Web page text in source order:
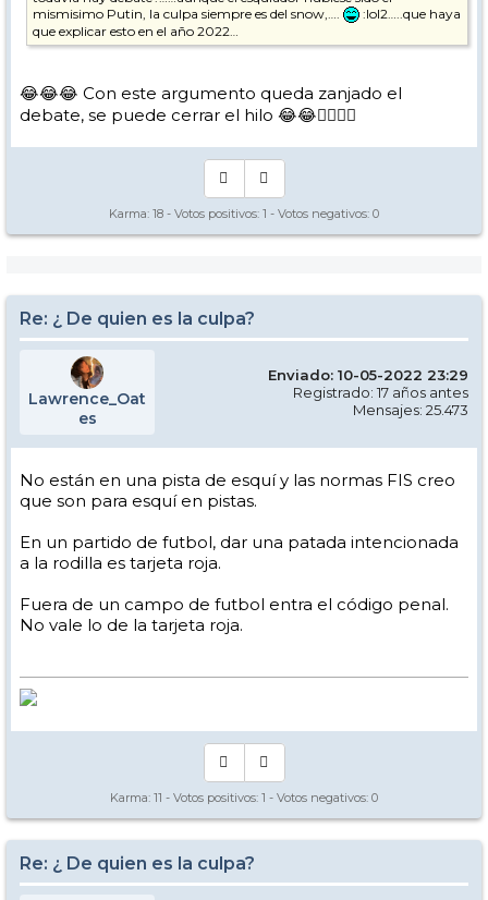
mismisimo Putin, la culpa siempre es del snow,….
:lol2…..que haya
que explicar esto en el año 2022…
😂😂😂 Con este argumento queda zanjado el
debate, se puede cerrar el hilo 😂😂👍🏼👍🏼
Karma: 18 - Votos positivos: 1 - Votos negativos: 0
Re: ¿ De quien es la culpa?
Lawrence_Oat
es
Enviado: 10-05-2022 23:29
Registrado: 17 años antes
Mensajes: 25.473
No están en una pista de esquí y las normas FIS creo
que son para esquí en pistas.
En un partido de futbol, dar una patada intencionada
a la rodilla es tarjeta roja.
Fuera de un campo de futbol entra el código penal.
No vale lo de la tarjeta roja.
Karma: 11 - Votos positivos: 1 - Votos negativos: 0
Re: ¿ De quien es la culpa?